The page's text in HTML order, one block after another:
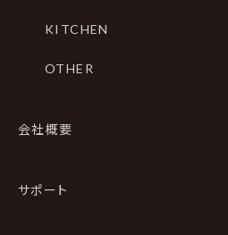
KITCHEN
OTHER
会社概要
サポート